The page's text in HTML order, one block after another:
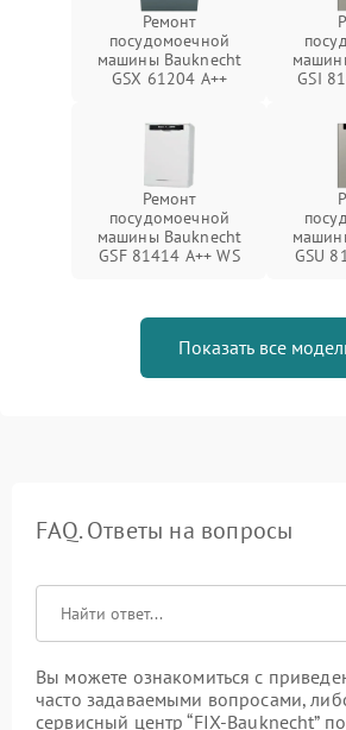
Ремонт
посудомоечной
машины Bauknecht
GSX 61204 A++
GSI
Ремонт
посудомоечной
машины Bauknecht
GSF 81414 A++ WS
GSU
Показать все
FAQ. Ответы на вопросы
Вы можете ознакомиться с
часто задаваемыми вопросами,
сервисный центр “FIX-Bauknecht”